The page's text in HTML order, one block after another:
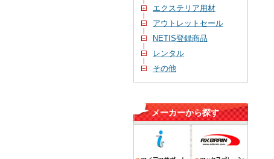
エクステリア用材
アウトレットセール
NETIS登録商品
レンタル
その他
メーカーから探す